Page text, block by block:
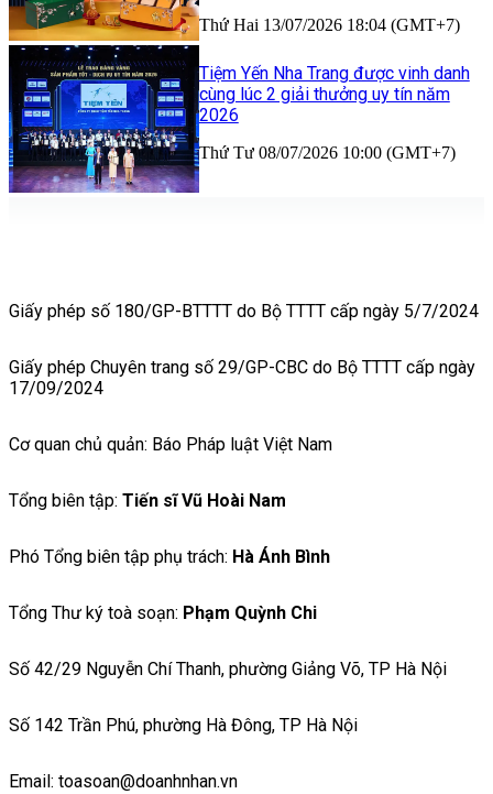
Thứ Hai 13/07/2026 18:04 (GMT+7)
Tiệm Yến Nha Trang được vinh danh
cùng lúc 2 giải thưởng uy tín năm
2026
Thứ Tư 08/07/2026 10:00 (GMT+7)
Giấy phép số 180/GP-BTTTT do Bộ TTTT cấp ngày 5/7/2024
Giấy phép Chuyên trang số 29/GP-CBC do Bộ TTTT cấp ngày
17/09/2024
Cơ quan chủ quản: Báo Pháp luật Việt Nam
Tổng biên tập: Tiến sĩ Vũ Hoài Nam
Phó Tổng biên tập phụ trách: Hà Ánh Bình
Tổng Thư ký toà soạn: Phạm Quỳnh Chi
Số 42/29 Nguyễn Chí Thanh, phường Giảng Võ, TP Hà Nội
Số 142 Trần Phú, phường Hà Đông, TP Hà Nội
Email: toasoan@doanhnhan.vn